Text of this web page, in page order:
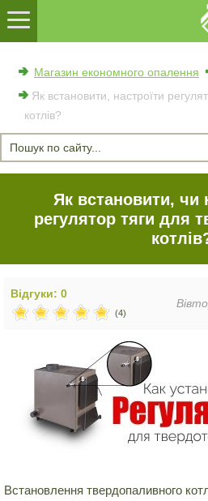
Магазин економного опалення
Як встановити, настроїти
котлів?
Як встановити, чи
регулятор тяги для
Відгуки: 0
(4)
Встановлення твердопаливного